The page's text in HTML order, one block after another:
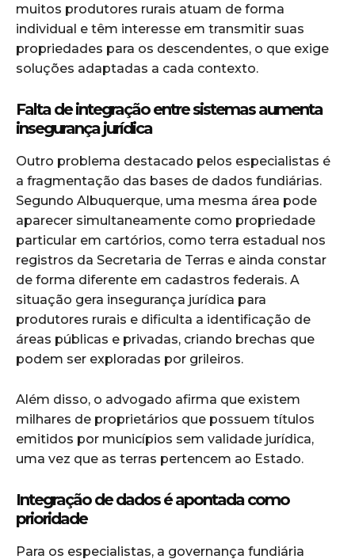
muitos produtores rurais atuam de forma
individual e têm interesse em transmitir suas
propriedades para os descendentes, o que exige
soluções adaptadas a cada contexto.
Falta de integração entre sistemas aumenta
insegurança jurídica
Outro problema destacado pelos especialistas é
a fragmentação das bases de dados fundiárias.
Segundo Albuquerque, uma mesma área pode
aparecer simultaneamente como propriedade
particular em cartórios, como terra estadual nos
registros da Secretaria de Terras e ainda constar
de forma diferente em cadastros federais. A
situação gera insegurança jurídica para
produtores rurais e dificulta a identificação de
áreas públicas e privadas, criando brechas que
podem ser exploradas por grileiros.
Além disso, o advogado afirma que existem
milhares de proprietários que possuem títulos
emitidos por municípios sem validade jurídica,
uma vez que as terras pertencem ao Estado.
Integração de dados é apontada como
prioridade
Para os especialistas, a governança fundiária